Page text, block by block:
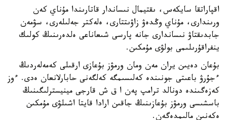
اقپاراتقا سايكەس، ىقتيمال نىساندار قاتارىندا مۇناي كەن
ورىندارى، مۇناي وڭدەۋ زاۋىتتارى، ەلەكتر جەلىلەرى، سۋمەن
جابدىقتاۋ نىساندارى جانە پارسى شىعاناعى ەلدەرىنىڭ كولىك
ينفراقۇرىلىمى بولۋى مۇمكىن.
بۇعان دەيىن يران مەن ومان ورمۋز بۇعازى ارقىلى كەمەلەردىڭ
ءجۇرۋ باعىتى جونىندە كەلىسىمگە كەلگەنى حابارلانعان ەدى. ءوز
كەزەگىندە دونالد ترامپ پەن ا ق ش قارجى مينيسترلىگىنىڭ
باسشىسى ورمۋز بۇعازىنىڭ جاقىن ارادا قايتا اشىلۋى مۇمكىن
ەكەنىن مالىمدەگەن.